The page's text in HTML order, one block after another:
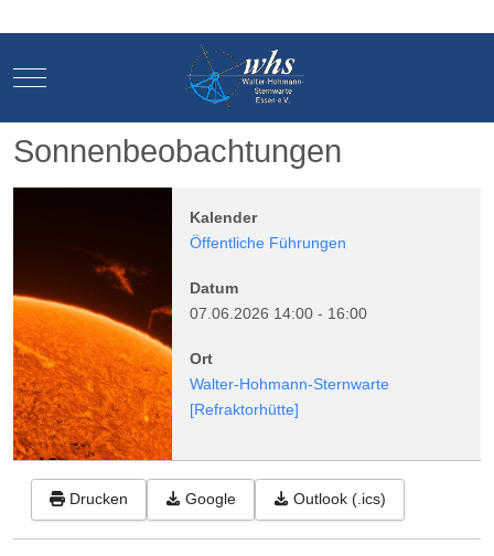
Mobile Menu Toggle
Sonnenbeobachtungen
Kalender
Öffentliche Führungen
Datum
07.06.2026 14:00 - 16:00
Ort
Walter-Hohmann-Sternwarte
[Refraktorhütte]
Drucken Google Outlook (.ics)